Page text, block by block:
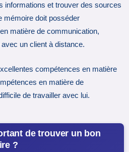
informations et trouver des sources
mémoire doit posséder
matière de communication,
un client à distance.
compétences en matière
en matière de
de travailler avec lui.
de trouver un bon
?